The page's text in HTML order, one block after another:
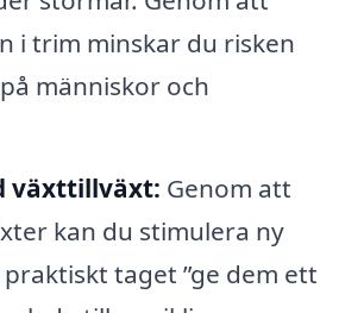
i trim minskar du risken
människor och
växttillväxt: Genom att
kan du stimulera ny
taget ”ge dem ett